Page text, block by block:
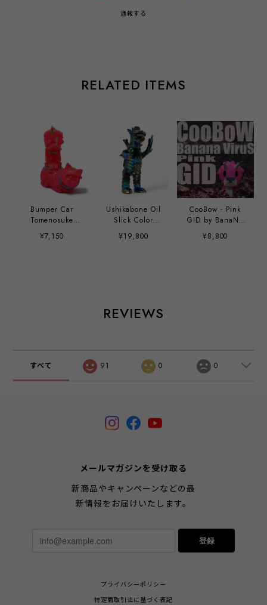
通報する
RELATED ITEMS
Bumper Car
Tomenosuke
Exclusive by
Shon x Mirock
¥7,150
Ushikabone Oil
Slick Color
Tomenosuke
Exclusive by
¥19,800
CooBow - Pink
GID by BanaNa
ViruS
¥8,800
REVIEWS
すべて 91 0 0
メールマガジンを受け取る
新商品やキャンペーンなどの最
新情報をお届けいたします。
登録
プライバシーポリシー
特定商取引法に基づく表記